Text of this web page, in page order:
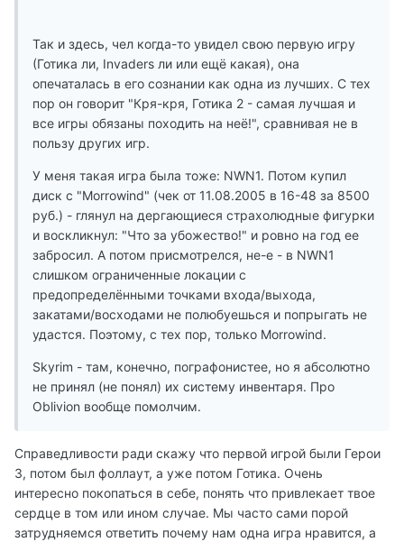
Так и здесь, чел когда-то увидел свою первую игру
(Готика ли, Invaders ли или ещё какая), она
опечаталась в его сознании как одна из лучших. С тех
пор он говорит "Кря-кря, Готика 2 - самая лучшая и
все игры обязаны походить на неё!", сравнивая не в
пользу других игр.
У меня такая игра была тоже: NWN1. Потом купил
диск с "Morrowind" (чек от 11.08.2005 в 16-48 за 8500
руб.) - глянул на дергающиеся страхолюдные фигурки
и воскликнул: "Что за убожество!" и ровно на год ее
забросил. А потом присмотрелся, не-е - в NWN1
слишком ограниченные локации с
предопределёнными точками входа/выхода,
закатами/восходами не полюбуешься и попрыгать не
удастся. Поэтому, с тех пор, только Morrowind.
Skyrim - там, конечно, пографонистее, но я абсолютно
не принял (не понял) их систему инвентаря. Про
Oblivion вообще помолчим.
Справедливости ради скажу что первой игрой были Герои
3, потом был фоллаут, а уже потом Готика. Очень
интересно покопаться в себе, понять что привлекает твое
сердце в том или ином случае. Мы часто сами порой
затрудняемся ответить почему нам одна игра нравится, а